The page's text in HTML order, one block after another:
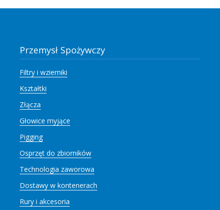
Przemysł Spożywczy
Filtry i wzierniki
Kształtki
Złącza
Głowice myjące
Pigging
Osprzęt do zbiorników
Technologia zaworowa
Dostawy w kontenerach
Rury i akcesoria